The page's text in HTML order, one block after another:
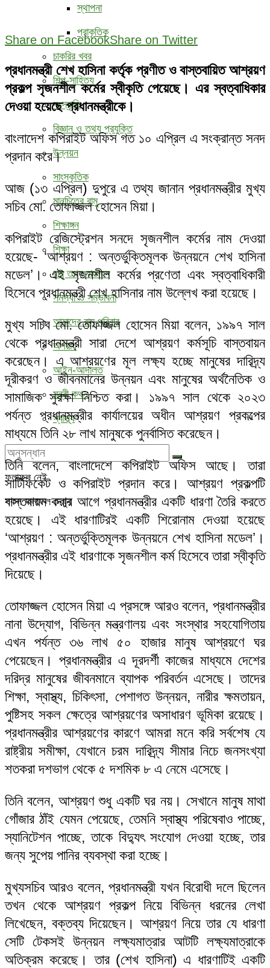
স্থাপনা
প্রাকৃতিক
চাকরির খবর
শিল্প-সাহিত্য
সংস্কৃতি
বিজ্ঞান ও তথ্য প্রযুক্তি
উন্নয়ন
সাংস্কৃতিক
মানচিত্রে রামু
শিক্ষাঙ্গন
শিক্ষা
রামু তথ্য বাতায়ন
সমস্যা ও সম্ভাবনা
আমাদের রামু পরিবার
অপরাধ
আইন-আদালত
মন্ত্রী কথন
স্বাস্থ্য
ফলাফল নেই
সকল ফলাফল দেখুন
Share on FacebookShare on Twitter
প্রধানমন্ত্রী শেখ হাসিনা কর্তৃক প্রণীত ও বাস্তবায়িত আশ্রয়ণ
প্রকল্প সৃজনশীল কর্মের স্বীকৃতি পেয়েছে। এর স্বত্বাধিকার
দেওয়া হয়েছে প্রধানমন্ত্রীকে।
বাংলাদেশ কপিরাইট অফিস গত ১০ এপ্রিল এ সংক্রান্ত সনদ
প্রদান করে।
আজ (১৩ এপ্রিল) দুপুরে এ তথ্য জানান প্রধানমন্ত্রীর মুখ্য
সচিব মো. তোফাজ্জল হোসেন মিয়া।
কপিরাইট রেজিস্ট্রেশন সনদে সৃজনশীল কর্মের নাম দেওয়া
হয়েছে- ‘আশ্রয়ণ : অন্তর্ভুক্তিমূলক উন্নয়নে শেখ হাসিনা
মডেল’। এই সৃজনশীল কর্মের প্রণেতা এবং স্বত্বাধিকারী
হিসেবে প্রধানমন্ত্রী শেখ হাসিনার নাম উল্লেখ করা হয়েছে।
মুখ্য সচিব মো. তোফাজ্জল হোসেন মিয়া বলেন, ১৯৯৭ সাল
থেকে প্রধানমন্ত্রী সারা দেশে আশ্রয়ণ কর্মসূচি বাস্তবায়ন
করেছেন। এ আশ্রয়ণের মূল লক্ষ্য হচ্ছে মানুষের দারিদ্র্য
দূরীকরণ ও জীবনমানের উন্নয়ন এবং মানুষের অর্থনৈতিক ও
সামাজিক সুরক্ষা নিশ্চিত করা। ১৯৯৭ সাল থেকে ২০২৩
পর্যন্ত প্রধানমন্ত্রীর কার্যালয়ের অধীন আশ্রয়ণ প্রকল্পের
মাধ্যমে তিনি ২৮ লাখ মানুষকে পুনর্বাসিত করেছেন।
তিনি বলেন, বাংলাদেশে কপিরাইট অফিস আছে। তারা
সার্টিফিকেট ও কপিরাইট প্রদান করে। আশ্রয়ণ প্রকল্পটি
বাস্তবায়ন করার আগে প্রধানমন্ত্রীর একটি ধারণা তৈরি করতে
হয়েছে। এই ধারণাটিরই একটি শিরোনাম দেওয়া হয়েছে
‘আশ্রয়ণ : অন্তর্ভুক্তিমূলক উন্নয়নে শেখ হাসিনা মডেল’।
প্রধানমন্ত্রীর এই ধারণাকে সৃজনশীল কর্ম হিসেবে তারা স্বীকৃতি
দিয়েছে।
তোফাজ্জল হোসেন মিয়া এ প্রসঙ্গে আরও বলেন, প্রধানমন্ত্রীর
নানা উদ্যোগ, বিভিন্ন মন্ত্রণালয় এবং সংস্থার সহযোগিতায়
এখন পর্যন্ত ৩৬ লাখ ৫০ হাজার মানুষ আশ্রয়ণে ঘর
পেয়েছেন। প্রধানমন্ত্রীর এ দূরদর্শী কাজের মাধ্যমে দেশের
দরিদ্র মানুষের জীবনমানে ব্যাপক পরিবর্তন এসেছে। তাদের
শিক্ষা, স্বাস্থ্য, চিকিৎসা, পেশাগত উন্নয়ন, নারীর ক্ষমতায়ন,
পুষ্টিসহ সকল ক্ষেত্রে আশ্রয়ণের অসাধারণ ভূমিকা রয়েছে।
প্রধানমন্ত্রীর আশ্রয়ণের কারণে আমরা মনে করি সর্বশেষ যে
রাষ্ট্রীয় সমীক্ষা, যেখানে চরম দারিদ্র্য সীমার নিচে জনসংখ্যা
শতকরা দশভাগ থেকে ৫ দশমিক ৮ এ নেমে এসেছে।
তিনি বলেন, আশ্রয়ণ শুধু একটি ঘর নয়। সেখানে মানুষ মাথা
গোঁজার ঠাঁই যেমন পেয়েছে, তেমনি স্বাস্থ্য পরিষেবাও পাচ্ছে,
স্যানিটেশন পাচ্ছে, তাকে বিদ্যুৎ সংযোগ দেওয়া হচ্ছে, তার
জন্য সুপেয় পানির ব্যবস্থা করা হচ্ছে।
মুখ্যসচিব আরও বলেন, প্রধানমন্ত্রী যখন বিরোধী দলে ছিলেন
তখন থেকে আশ্রয়ণ প্রকল্প নিয়ে বিভিন্ন ধরনের লেখা
লিখেছেন, বক্তব্য দিয়েছেন। আশ্রয়ণ নিয়ে তার যে ধারণা
সেটি টেকসই উন্নয়ন লক্ষ্যমাত্রার আটটি লক্ষ্যমাত্রাকে
অতিক্রম করেছে। তার (শেখ হাসিনা) এ ধারণাটিই একটি